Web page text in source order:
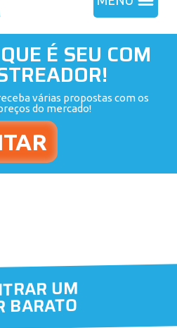
É SEU COM
várias propostas com os
do mercado!
UM
BARATO